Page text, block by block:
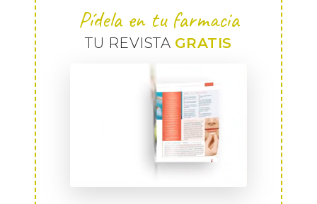
Pídela en tu farmacia
TU REVISTA GRATIS